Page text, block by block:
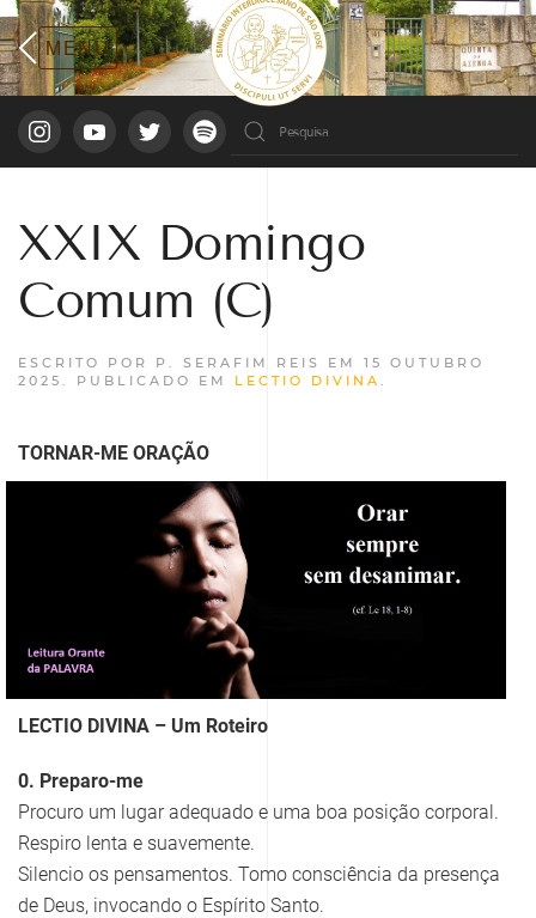
XXIX Domingo
Comum (C)
ESCRITO POR P. SERAFIM REIS EM 15 OUTUBRO
2025 . PUBLICADO EM LECTIO DIVINA .
TORNAR-ME ORAÇÃO
LECTIO DIVINA – Um Roteiro
0. Preparo-me
Procuro um lugar adequado e uma boa posição corporal.
Respiro lenta e suavemente.
Silencio os pensamentos. Tomo consciência da presença
de Deus, invocando o Espírito Santo.